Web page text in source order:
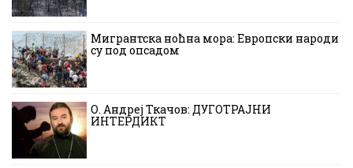
Мигрантска ноћна мора: Европски народи
су под опсадом
О. Андреј Ткачов: ДУГОТРАЈНИ
ИНТЕРДИКТ